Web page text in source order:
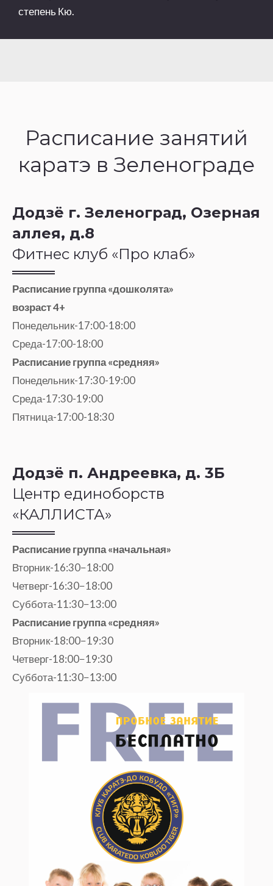
степень Кю.
Расписание занятий
каратэ в Зеленограде
Додзё г. Зеленоград, Озерная
аллея, д.8
Фитнес клуб «Про клаб»
Расписание группа «дошколята»
возраст 4+
Понедельник-17:00-18:00
Среда-17:00-18:00
Расписание группа «средняя»
Понедельник-17:30-19:00
Среда-17:30-19:00
Пятница-17:00-18:30
Додзё п. Андреевка, д. 3Б
Центр единоборств
«КАЛЛИСТА»
Расписание группа «начальная»
Вторник-16:30−18:00
Четверг-16:30−18:00
Суббота-11:30−13:00
Расписание группа «средняя»
Вторник-18:00−19:30
Четверг-18:00−19:30
Суббота-11:30−13:00